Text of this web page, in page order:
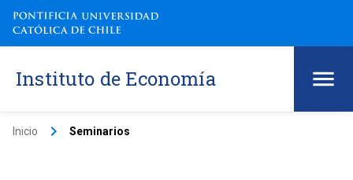
Instituto de Economía
Inicio keyboard_arrow_right Seminarios